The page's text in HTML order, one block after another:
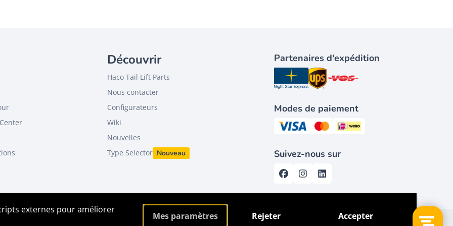
externes pour améliorer
Mes paramètres Rejeter Accepter
Découvrir
Haco Tail Lift Parts
Nous contacter
Configurateurs
Wiki
Nouvelles
Type Selector Nouveau
Partenaires d'expédition
Modes de paiement
Suivez-nous sur